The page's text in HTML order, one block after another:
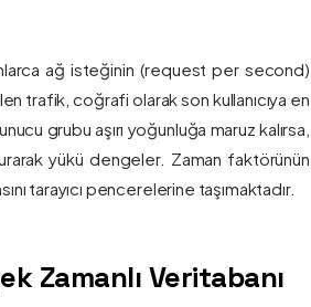
ağ isteğinin (request per second)
trafik, coğrafi olarak son kullanıcıya en
grubu aşırı yoğunluğa maruz kalırsa,
yükü dengeler. Zaman faktörünün
tarayıcı pencerelerine taşımaktadır.
Zamanlı Veritabanı